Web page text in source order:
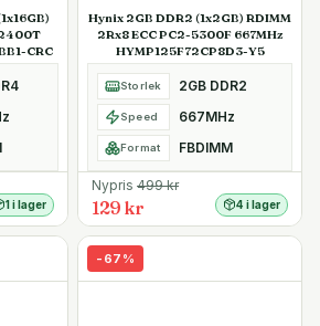
CRC
1 i lager
Hynix 2GB DDR2 (1x2GB) RDIMM
2Rx8 ECC PC2-5300F 667MHz
HYMP125F72CP8D3-Y5
Storlek 2GB DDR2
Speed 667MHz
Format FBDIMM
Nypris 499kr
129 kr 4 i lager
- 67 %